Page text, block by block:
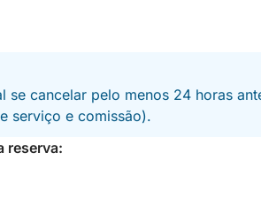
se cancelar pelo menos 24 horas
serviço e comissão).
reserva: